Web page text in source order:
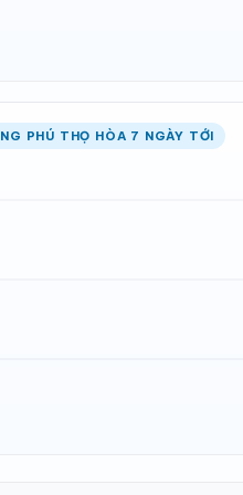
PHÚ THỌ HÒA 7 NGÀY TỚI